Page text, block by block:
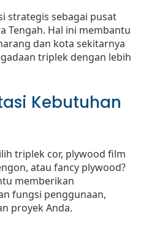
strategis sebagai pusat
Tengah. Hal ini membantu
dan kota sekitarnya
triplek dengan lebih
Kebutuhan
triplek cor, plywood film
atau fancy plywood?
memberikan
fungsi penggunaan,
proyek Anda.